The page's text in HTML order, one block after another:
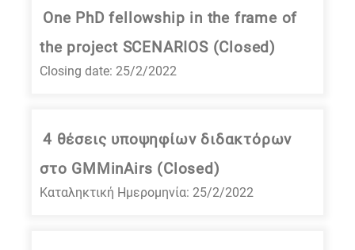
One PhD fellowship in the frame of
the project SCENARIOS (Closed)
Closing date: 25/2/2022
4 θέσεις υποψηφίων διδακτόρων
στο GMMinAirs (Closed)
Καταληκτική Ημερομηνία: 25/2/2022